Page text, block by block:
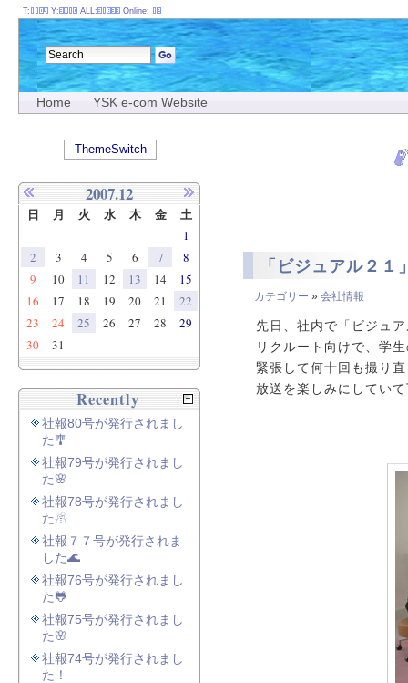
Home YSK e-com Website
「ビジュアル２１
カテゴリー » 会社情報
先日、社内で「ビジュ
リクルート向けで、学
緊張して何十回も撮り
放送を楽しみにしてい
T: Y: ALL: Online:
ThemeSwitch
2007.12
日 月 火 水 木 金 土
1
2
3 4 5 6 7
8
9
10 11 12 13 14
15
16
17 18 19 20 21
22
23
24 25 26 27 28
29
30
31
Recently
社報80号が発行されまし
た🎐
社報79号が発行されまし
た🌸
社報78号が発行されまし
た☃
社報７７号が発行されま
した🌊
社報76号が発行されまし
た🐸
社報75号が発行されまし
た🌸
社報74号が発行されまし
た！